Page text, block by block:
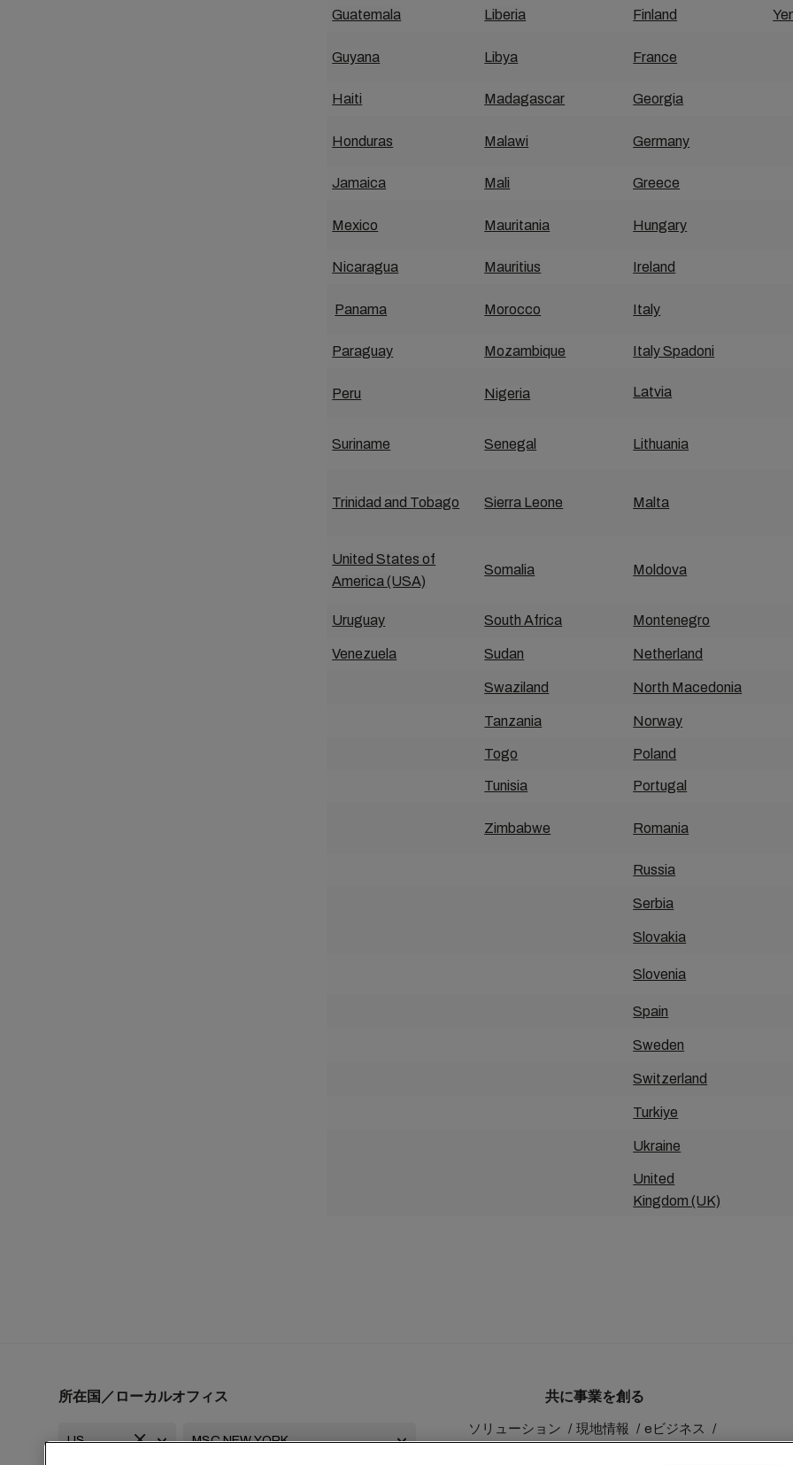
Guatemala Liberia Finland
Guyana Libya France
Haiti Madagascar Georgia
Honduras Malawi Germany
Jamaica Mali Greece
Mexico Mauritania Hungary
Nicaragua Mauritius Ireland
Panama Morocco Italy
Paraguay Mozambique Italy Spadoni
Peru Nigeria Latvia
Suriname Senegal Lithuania
Trinidad and Tobago Sierra Leone Malta
United States of
America (USA)
Somalia Moldova
Uruguay South Africa Montenegro
Venezuela Sudan Netherland
Swaziland North Macedonia
Tanzania Norway
Togo Poland
Tunisia Portugal
Zimbabwe Romania
Russia
Serbia
Slovakia
Slovenia
Spain
Sweden
Switzerland
Turkiye
Ukraine
United
Kingdom (UK)
所在国／ローカルオフィス 共に事業を創る
ソリューション 現地情報
eビジネス